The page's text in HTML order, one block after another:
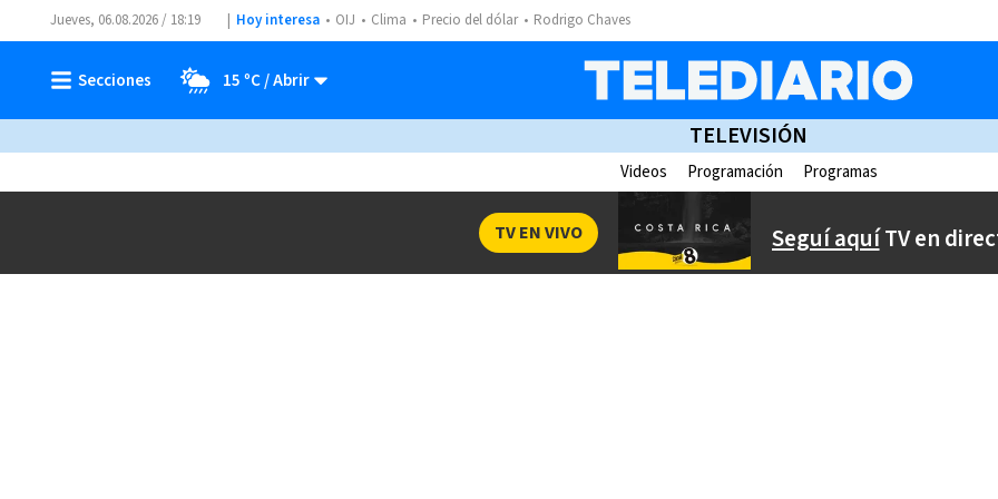
Jueves, 06.08.2026 / 18:19 Hoy interesa OIJ Clima Precio del dólar Rodrigo Chaves
15 ºC
TELEVISIÓN
Videos Programación Programas
Seguí aquíTV en
TV EN VIVO